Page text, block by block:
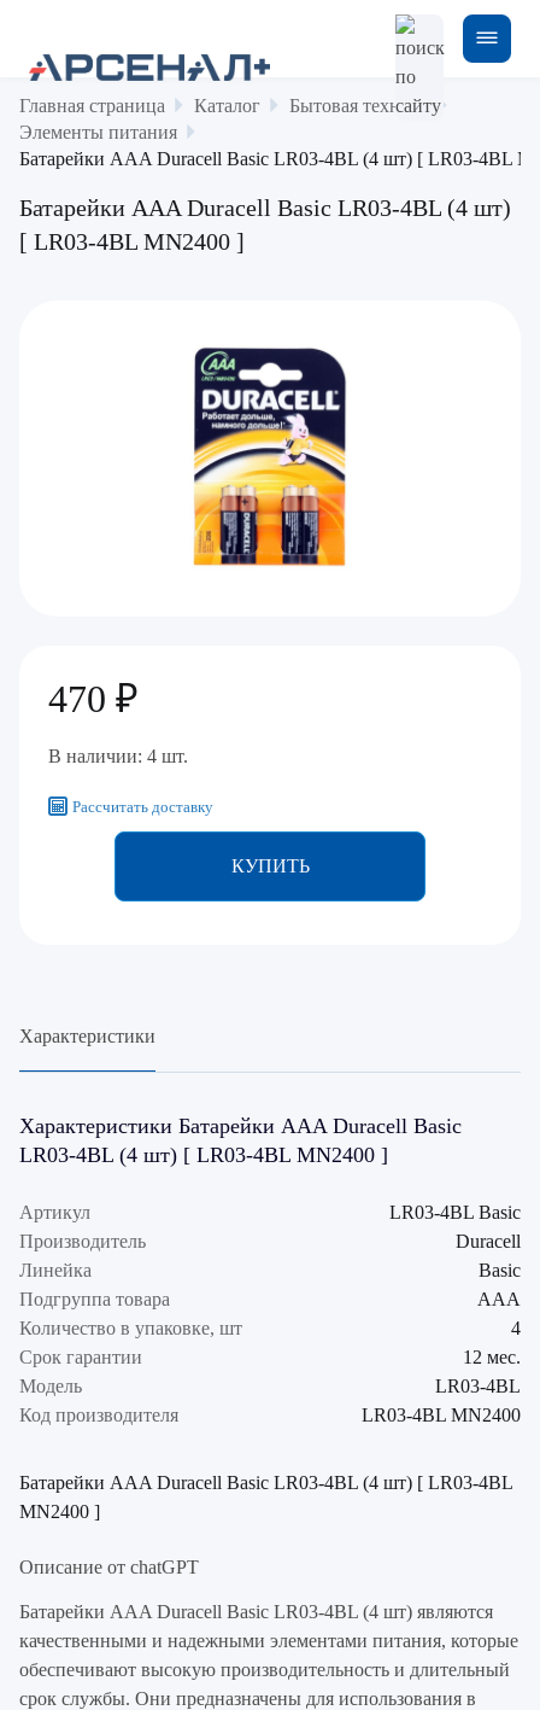
Главная страница Каталог
Бытовая техника
Элементы питания
Батарейки AAA Duracell Basic LR03-4BL (4 шт) [ LR03-4BL
Батарейки AAA Duracell Basic LR03-4BL (4 шт)
[ LR03-4BL MN2400 ]
470 ₽
В наличии: 4 шт.
Рассчитать доставку
КУПИТЬ
Характеристики
Характеристики Батарейки AAA Duracell Basic
LR03-4BL (4 шт) [ LR03-4BL MN2400 ]
Артикул
LR03-4BL Basic
Производитель
Duracell
Линейка
Basic
Подгруппа товара
AAA
Количество в упаковке, шт
4
Срок гарантии
12 мес.
Модель
LR03-4BL
Код производителя
LR03-4BL MN2400
Батарейки AAA Duracell Basic LR03-4BL (4 шт) [ LR03-4BL
MN2400 ]
Описание от chatGPT
Батарейки AAA Duracell Basic LR03-4BL (4 шт) являются
качественными и надежными элементами питания, которые
обеспечивают высокую производительность и длительный
срок службы. Они предназначены для использования в